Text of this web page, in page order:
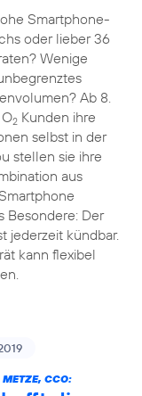
Smartphone-
oder lieber 36
Wenige
Ab 8.
2Kunden ihre
selbst in der
stellen sie ihre
aus
Besondere: Der
jederzeit kündbar.
kann flexibel
CCO: